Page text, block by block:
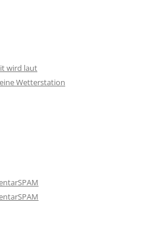
wird laut
Wetterstation